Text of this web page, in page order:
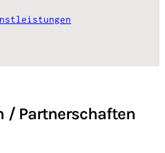
/ Partnerschaften